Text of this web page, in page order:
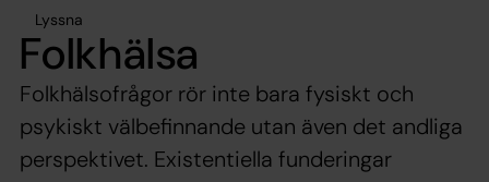
Lyssna
Folkhälsa
Folkhälsofrågor rör inte bara fysiskt och
psykiskt välbefinnande utan även det andliga
perspektivet. Existentiella funderingar